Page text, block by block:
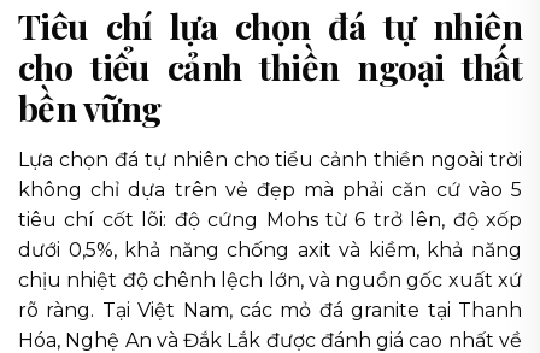
Tiêu chí lựa chọn đá tự nhiên
cho tiểu cảnh thiền ngoại thất
bền vững
Lựa chọn đá tự nhiên cho tiểu cảnh thiền ngoài trời
không chỉ dựa trên vẻ đẹp mà phải căn cứ vào 5
tiêu chí cốt lõi: độ cứng Mohs từ 6 trở lên, độ xốp
dưới 0,5%, khả năng chống axit và kiềm, khả năng
chịu nhiệt độ chênh lệch lớn, và nguồn gốc xuất xứ
rõ ràng. Tại Việt Nam, các mỏ đá granite tại Thanh
Hóa, Nghệ An và Đắk Lắk được đánh giá cao nhất về